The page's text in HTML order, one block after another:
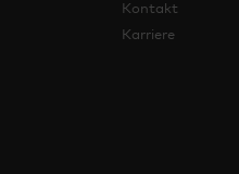
Kontakt
Karriere